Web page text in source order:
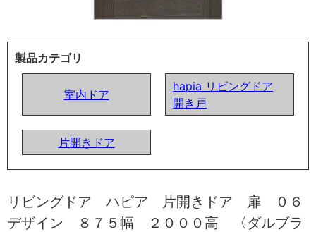
製品カテゴリ
室内ドア
hapia リビングドア
開き戸
片開きドア
リビングドア ハピア 片開きドア 扉 ０６
デザイン ８７５幅 ２０００高 〈ダルブラ